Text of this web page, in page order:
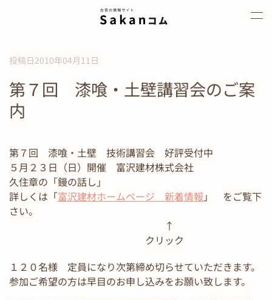
投稿日2010年04月11日
第７回 漆喰・土壁講習会のご案
内
第７回 漆喰・土壁 技術講習会 好評受付中
５月２３日（日）開催 富沢建材株式会社
久住章の「鏝の話し」
詳しくは「富沢建材ホームページ 新着情報 」 をご覧下
さい。
↑
クリック
１２０名様 定員になり次第締め切らせていただきます。
参加ご希望の方は早目のお申し込みをお願い致します。